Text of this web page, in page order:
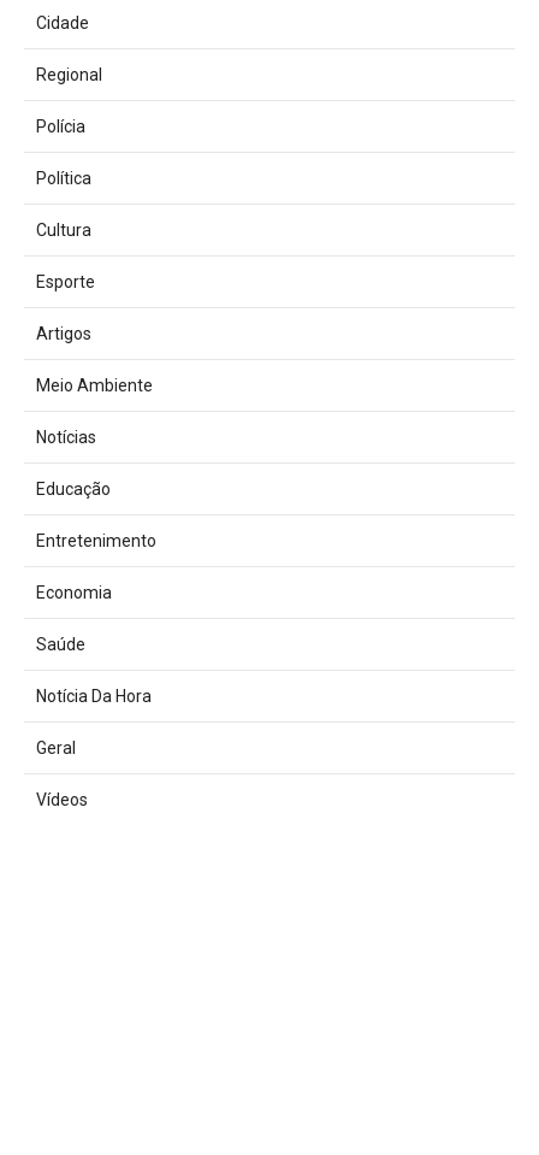
Cidade
Regional
Polícia
Política
Cultura
Esporte
Artigos
Meio Ambiente
Notícias
Educação
Entretenimento
Economia
Saúde
Notícia Da Hora
Geral
Vídeos